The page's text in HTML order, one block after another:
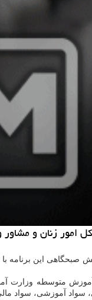
این برنامه با
آموزشی، سواد